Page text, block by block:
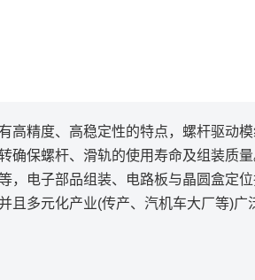
高精度、高稳定性的特点，螺杆驱动
确保螺杆、滑轨的使用寿命及组装质
，电子部品组装、电路板与晶圆盒定
且多元化产业(传产、汽机车大厂等)广